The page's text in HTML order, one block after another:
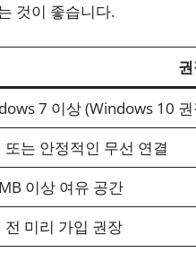
것이 좋습니다.
7 이상 (Windows 10 권
또는 안정적인 무선 연결
이상 여유 공간
전 미리 가입 권장